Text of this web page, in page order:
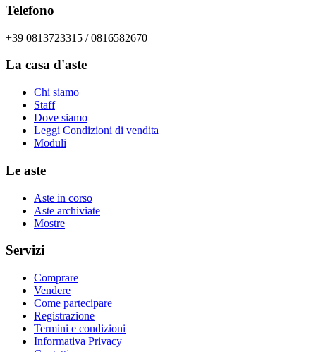
Telefono
+39 0813723315 / 0816582670
La casa d'aste
Chi siamo
Staff
Dove siamo
Leggi Condizioni di vendita
Moduli
Le aste
Aste in corso
Aste archiviate
Mostre
Servizi
Comprare
Vendere
Come partecipare
Registrazione
Termini e condizioni
Informativa Privacy